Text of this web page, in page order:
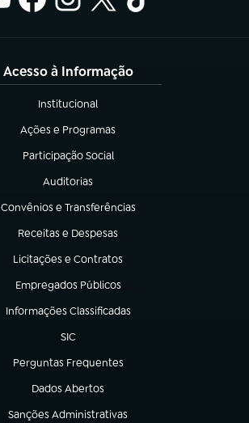
Acesso à Informação
Institucional
(abre em nova aba)
Ações e Programas
(abre em nova aba)
Participação Social
(abre em nova aba)
Auditorias
(abre em nova aba)
Convênios e Transferências
(abre em nova aba)
Receitas e Despesas
(abre em nova aba)
Licitações e Contratos
(abre em nova aba)
Empregados Públicos
(abre em nova aba)
Informações Classificadas
(abre em nova aba)
SIC
(abre em nova aba)
Perguntas Frequentes
(abre em nova aba)
Dados Abertos
(abre em nova aba)
Sanções Administrativas
(abre em nova aba)